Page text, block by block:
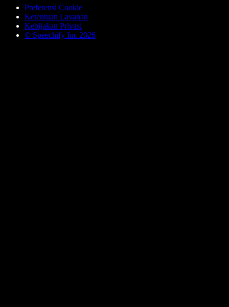
Preferensi Cookie
Ketentuan Layanan
Kebijakan Privasi
© Speechify Inc 2026